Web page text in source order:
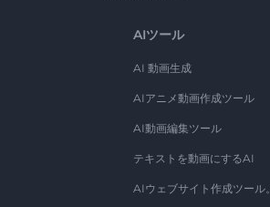
AIツール
AI 動画生成
AIアニメ動画作成ツール
AI動画編集ツール
テキストを動画にするAI
AIウェブサイト作成ツール。